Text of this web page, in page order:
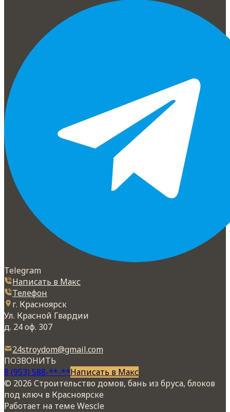
Telegram
Написать в Макс
Телефон
г. Красноярск
Ул. Красной Гвардии
д. 24 оф. 307
24stroydom@gmail.com
ПОЗВОНИТЬ
8 (953) 588-**-**Написать в Макс
© 2026 Строительство домов, бань из бруса, блоков
под ключ в Красноярске
Работает на теме Wescle